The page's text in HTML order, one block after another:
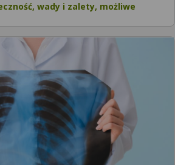
wady i zalety, możliwe